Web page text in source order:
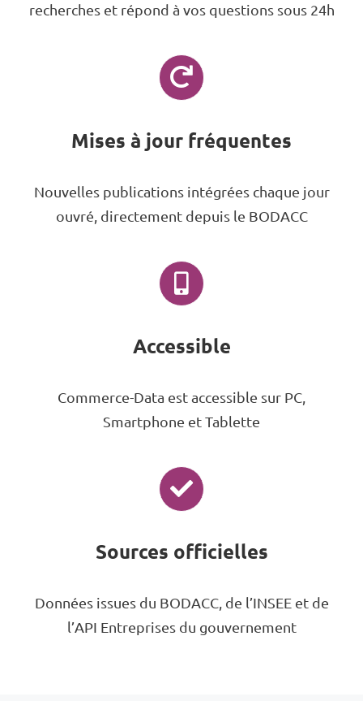
recherches et répond à vos questions sous 24h
Mises à jour fréquentes
Nouvelles publications intégrées chaque jour
ouvré, directement depuis le BODACC
Accessible
Commerce-Data est accessible sur PC,
Smartphone et Tablette
Sources officielles
Données issues du BODACC, de l’INSEE et de
l’API Entreprises du gouvernement